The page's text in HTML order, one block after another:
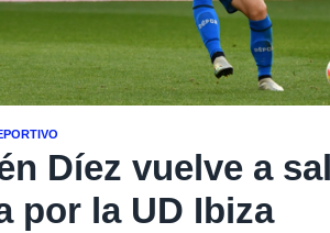
Díez vuelve a
por la UD Ibiza